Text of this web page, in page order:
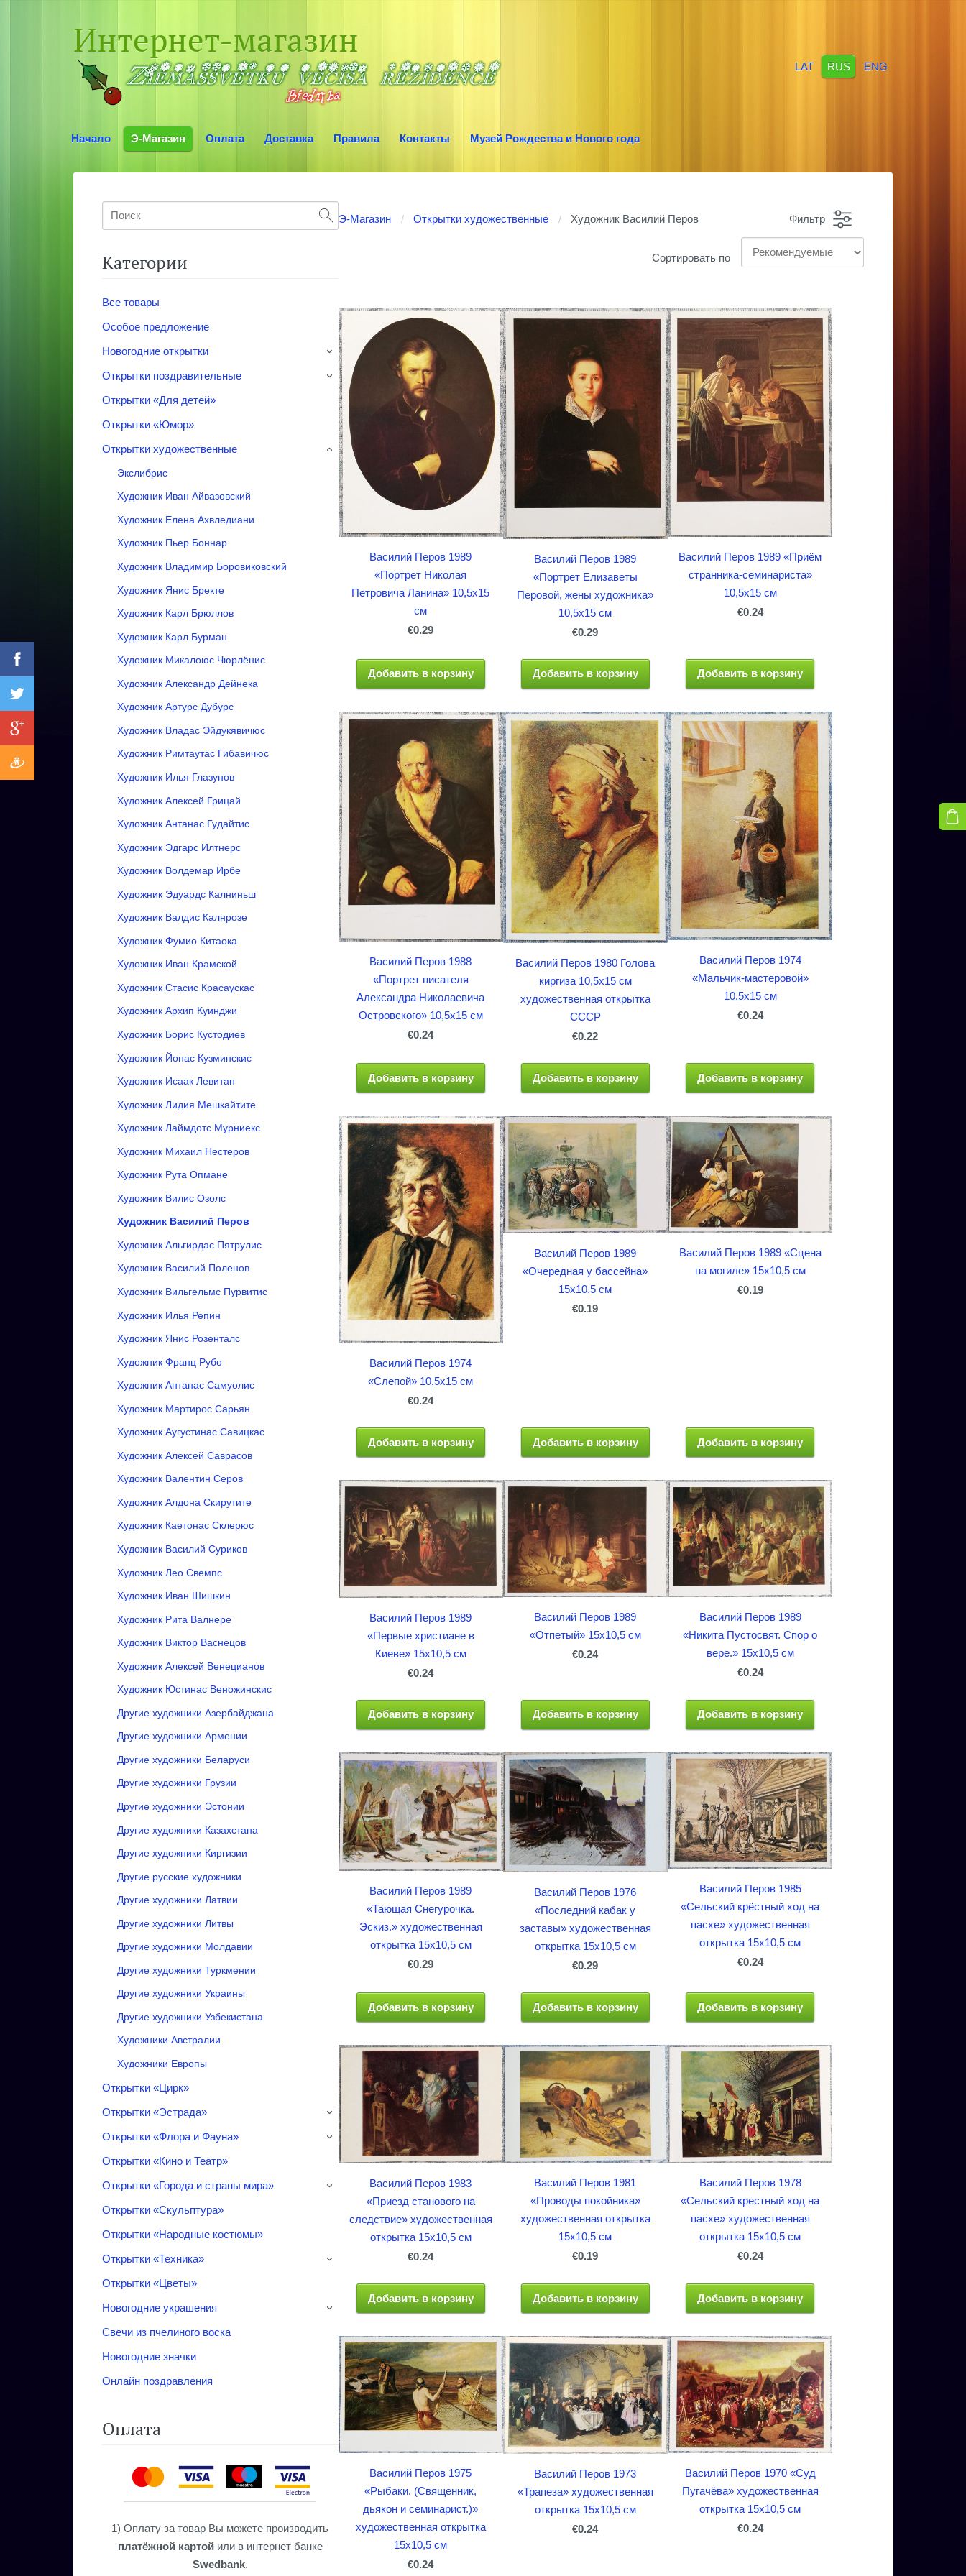
Интернет-магазин
Начало Э-Магазин Оплата Доставка Правила Контакты Музей Рождества и Нового года
LAT RUS ENG
Категории
Все товары
Особое предложение
Новогодние открытки
›
Открытки поздравительные ›
Открытки «‎Для детей»‎
Открытки «‎Юмор»‎
Открытки художественные
Экслибрис
Художник Иван Айвазовский
Художник Елена Ахвледиани
Художник Пьер Боннар
Художник Владимир Боровиковский
Художник Янис Бректе
Художник Карл Брюллов
Художник Карл Бурман
Художник Микалоюс Чюрлёнис
Художник Александр Дейнека
Художник Артурс Дубурс
Художник Владас Эйдукявичюс
Художник Римтаутас Гибавичюс
Художник Илья Глазунов
Художник Алексей Грицай
Художник Антанас Гудайтис
Художник Эдгарс Илтнерс
Художник Волдемар Ирбе
Художник Эдуардс Калниньш
Художник Валдис Калнрозе
Художник Фумио Китаока
Художник Иван Крамской
Художник Стасис Красаускас
Художник Архип Куинджи
Художник Борис Кустодиев
Художник Йонас Кузминскис
Художник Исаак Левитан
Художник Лидия Мешкайтите
Художник Лаймдотс Мурниекс
Художник Михаил Нестеров
Художник Рута Опмане
Художник Вилис Озолс
Художник Василий Перов
Художник Альгирдас Пятрулис
Художник Василий Поленов
Художник Вильгельмс Пурвитис
Художник Илья Репин
Художник Янис Розенталс
Художник Франц Рубо
Художник Антанас Самуолис
Художник Мартирос Сарьян
Художник Аугустинас Савицкас
Художник Алексей Саврасов
Художник Валентин Серов
Художник Алдона Скирутите
Художник Каетонас Склерюс
Художник Василий Суриков
Художник Лео Свемпс
Художник Иван Шишкин
Художник Рита Валнере
Художник Виктор Васнецов
Художник Алексей Венецианов
Художник Юстинас Веножинскис
Другие художники Азербайджана
Другие художники Армении
Другие художники Беларуси
Другие художники Грузии
Другие художники Эстонии
Другие художники Казахстана
Другие художники Киргизии
Другие русские художники
Другие художники Латвии
Другие художники Литвы
Другие художники Молдавии
Другие художники Туркмении
Другие художники Украины
Другие художники Узбекистана
Художники Австралии
Художники Европы
›
Открытки «Цирк»
Открытки «‎Эстрада»‎
›
Открытки «‎Флора и Фауна»‎ ›
Открытки «Кино и Театр»
Открытки «‎Города и страны мира»‎
›
Открытки «Скульптура»
Открытки «Народные костюмы»
Открытки «‎Техника» ‎
›
Открытки «‎Цветы»‎
Новогодние украшения
›
Свечи из пчелиного воска
Новогодние значки
Онлайн поздравления
Оплата
1) Оплату за товар Вы можете производить
платёжной картойили в интернет банке
Swedbank.
Э-Магазин Открытки художественные Художник Василий Перов Фильтр
Сортировать по
Василий Перов 1989
«Портрет Николая
Петровича Ланина» 10,5x15
см
€0.29
Добавить в корзину
Василий Перов 1989
«Портрет Елизаветы
Перовой, жены художника»
10,5x15 см
€0.29
Добавить в корзину
Василий Перов 1989 «Приём
странника-семинариста»
10,5x15 см
€0.24
Добавить в корзину
Василий Перов 1988
«Портрет писателя
Александра Николаевича
Островского» 10,5x15 см
€0.24
Добавить в корзину
Василий Перов 1980 Голова
киргиза 10,5x15 см
художественная открытка
СССР
€0.22
Добавить в корзину
Василий Перов 1974
«Мальчик-мастеровой»
10,5x15 см
€0.24
Добавить в корзину
Василий Перов 1974
«Слепой» 10,5x15 см
€0.24
Добавить в корзину
Василий Перов 1989
«Очередная у бассейна»
15x10,5 см
€0.19
Добавить в корзину
Василий Перов 1989 «Сцена
на могиле» 15x10,5 см
€0.19
Добавить в корзину
Василий Перов 1989
«Первые христиане в
Киеве» 15x10,5 см
€0.24
Добавить в корзину
Василий Перов 1989
«Отпетый» 15x10,5 см
€0.24
Добавить в корзину
Василий Перов 1989
«Никита Пустосвят. Спор о
вере.» 15x10,5 см
€0.24
Добавить в корзину
Василий Перов 1989
«Тающая Снегурочка.
Эскиз.» художественная
открытка 15x10,5 см
€0.29
Добавить в корзину
Василий Перов 1976
«Последний кабак у
заставы» художественная
открытка 15x10,5 см
€0.29
Добавить в корзину
Василий Перов 1985
«Сельский крёстный ход на
пасхе» художественная
открытка 15x10,5 см
€0.24
Добавить в корзину
Василий Перов 1983
«Приезд станового на
следствие» художественная
открытка 15x10,5 см
€0.24
Добавить в корзину
Василий Перов 1981
«Проводы покойника»
художественная открытка
15x10,5 см
€0.19
Добавить в корзину
Василий Перов 1978
«Сельский крестный ход на
пасхе» художественная
открытка 15x10,5 см
€0.24
Добавить в корзину
Василий Перов 1975
«Рыбаки. (Священник,
дьякон и семинарист.)»
художественная открытка
15x10,5 см
€0.24
Василий Перов 1973
«Трапеза» художественная
открытка 15x10,5 см
€0.24
Василий Перов 1970 «Суд
Пугачёва» художественная
открытка 15x10,5 см
€0.24